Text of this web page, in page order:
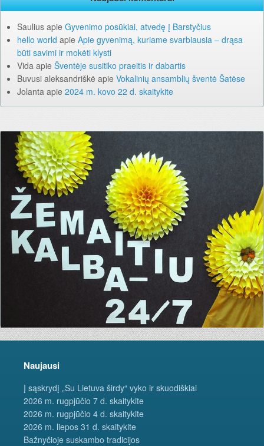
Saulius apie Gyvenimo posūkiai, atvedę į Barstyčius
hello world apie Apie gyvenimą, kuriame svarbiausia – drąsa
būti savimi ir mokėti klysti
Vida apie Šventėje susitiko praeitis ir dabartis
Buvusi aleksandriškė apie Vokalinių ansamblių šventė Šatėse
Jolanta apie 2024 m. kovo 22 d. skaitykite
Naujausi
Į sąskrydį „Su Lietuva širdy“ vyko ir skuodiškiai
2026 m. rugpjūčio 7 d. skaitykite
2026 m. rugpjūčio 4 d. skaitykite
2026 m. liepos 31 d. skaitykite
Bažnyčioje suskambo tradicijos